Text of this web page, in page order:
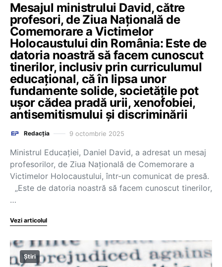
Mesajul ministrului David, către
profesori, de Ziua Națională de
Comemorare a Victimelor
Holocaustului din România: Este de
datoria noastră să facem cunoscut
tinerilor, inclusiv prin curriculumul
educațional, că în lipsa unor
fundamente solide, societățile pot
ușor cădea pradă urii, xenofobiei,
antisemitismului și discriminării
Redacția 9 octombrie 2025
Ministrul Educației, Daniel David, a adresat un mesaj
profesorilor, de Ziua Națională de Comemorare a
Victimelor Holocaustului, într-un comunicat de presă.
„Este de datoria noastră să facem cunoscut tinerilor,
…
Vezi articolul
Știri